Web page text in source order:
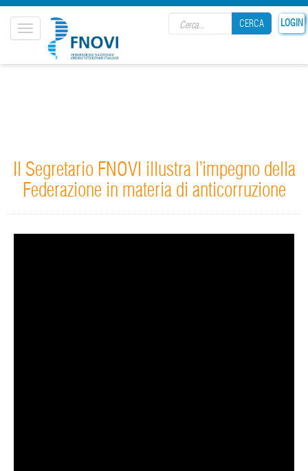
LOGIN
CERCA
Toggle
navigation
Il Segretario FNOVI illustra l’impegno della
Federazione in materia di anticorruzione